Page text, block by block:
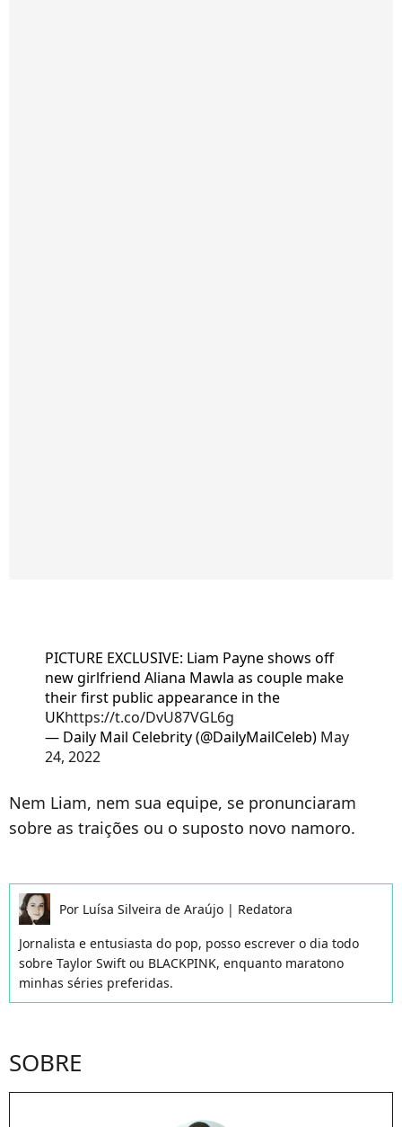
PICTURE EXCLUSIVE: Liam Payne shows off
new girlfriend Aliana Mawla as couple make
their first public appearance in the
UKhttps://t.co/DvU87VGL6g
— Daily Mail Celebrity (@DailyMailCeleb) May
24, 2022
Nem Liam, nem sua equipe, se pronunciaram
sobre as traições ou o suposto novo namoro.
Por Luísa Silveira de Araújo | Redatora
Jornalista e entusiasta do pop, posso escrever o dia todo
sobre Taylor Swift ou BLACKPINK, enquanto maratono
minhas séries preferidas.
SOBRE